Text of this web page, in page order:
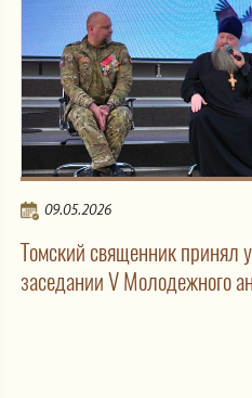
09.05.2026
Томский священник принял
заседании V Молодежного